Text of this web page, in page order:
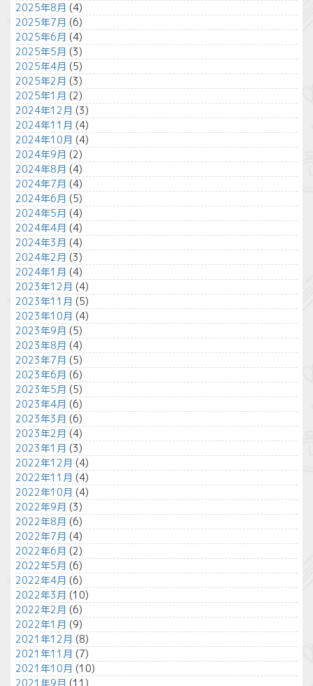
2025年8月 (4)
2025年7月 (6)
2025年6月 (4)
2025年5月 (3)
2025年4月 (5)
2025年2月 (3)
2025年1月 (2)
2024年12月 (3)
2024年11月 (4)
2024年10月 (4)
2024年9月 (2)
2024年8月 (4)
2024年7月 (4)
2024年6月 (5)
2024年5月 (4)
2024年4月 (4)
2024年3月 (4)
2024年2月 (3)
2024年1月 (4)
2023年12月 (4)
2023年11月 (5)
2023年10月 (4)
2023年9月 (5)
2023年8月 (4)
2023年7月 (5)
2023年6月 (6)
2023年5月 (5)
2023年4月 (6)
2023年3月 (6)
2023年2月 (4)
2023年1月 (3)
2022年12月 (4)
2022年11月 (4)
2022年10月 (4)
2022年9月 (3)
2022年8月 (6)
2022年7月 (4)
2022年6月 (2)
2022年5月 (6)
2022年4月 (6)
2022年3月 (10)
2022年2月 (6)
2022年1月 (9)
2021年12月 (8)
2021年11月 (7)
2021年10月 (10)
2021年9月 (11)